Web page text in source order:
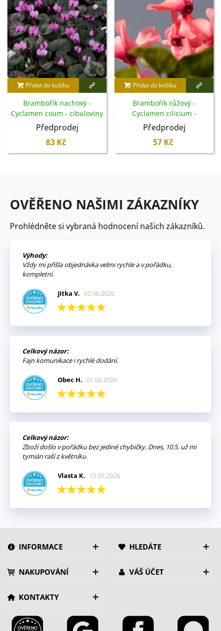
Přidat do košíku
Brambořík nachový -
Cyclamen coum - cibuloviny
- 1 ks
Předprodej
83 Kč
Přidat do košíku
Brambořík růžový -
Cyclamen cilicium -
cibuloviny - 1 ks
Předprodej
57 Kč
OVĚŘENO NAŠIMI ZÁKAZNÍKY
Prohlédněte si vybraná hodnocení našich zákazníků.
Výhody:
Vždy mi přišla objednávka velmi rychle a v pořádku,
kompletní.
Jitka V. 02.06.2026
Celkový názor:
Fajn komunikace i rychlé dodání.
Obec H. 01.06.2026
Celkový názor:
Zboží došlo v pořádku bez jediné chybičky. Dnes, 10.5. už mi
tymián raší z květníku.
Vlasta K. 10.05.2026
INFORMACE HLEDÁTE
NAKUPOVÁNÍ VÁŠ ÚČET
KONTAKTY